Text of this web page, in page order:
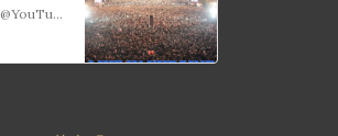
🔜Coming This Saturday…Queen + Paul Rodgers: Live In Ukraine 2008. @YouTube Special raising funds for Ukraine Relief 🙏 🚨Sat March 19 at 10AM PST/1